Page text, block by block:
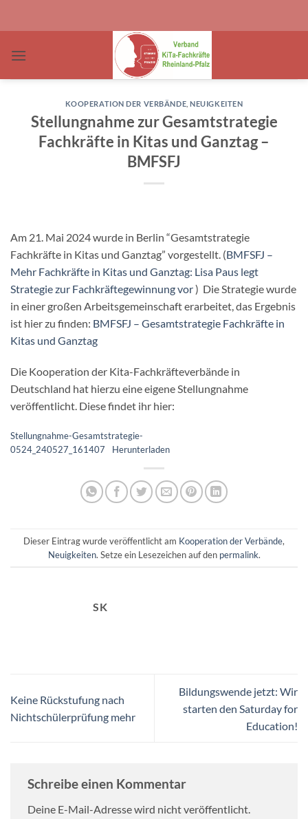
KOOPERATION DER VERBÄNDE ,NEUIGKEITEN
Stellungnahme zur Gesamtstrategie
Fachkräfte in Kitas und Ganztag –
BMFSFJ
Am 21. Mai 2024 wurde in Berlin “Gesamtstrategie
Fachkräfte in Kitas und Ganztag” vorgestellt. (BMFSFJ –
Mehr Fachkräfte in Kitas und Ganztag: Lisa Paus legt
Strategie zur Fachkräftegewinnung vor) Die Strategie wurde
in einer großen Arbeitsgemeinschaft erarbeitet, das Ergebnis
ist hier zu finden: BMFSFJ – Gesamtstrategie Fachkräfte in
Kitas und Ganztag
Die Kooperation der Kita-Fachkräfteverbände in
Deutschland hat hierzu eine eigene Stellungnahme
veröffentlicht. Diese findet ihr hier:
Stellungnahme-Gesamtstrategie-
0524_240527_161407
Herunterladen
Dieser Eintrag wurde veröffentlicht am Kooperation der Verbände,
Neuigkeiten. Setze ein Lesezeichen auf den permalink.
SK
Keine Rückstufung nach
Nichtschülerprüfung mehr
Bildungswende jetzt: Wir
starten den Saturday for
Education!
Schreibe einen Kommentar
Deine E-Mail-Adresse wird nicht veröffentlicht.